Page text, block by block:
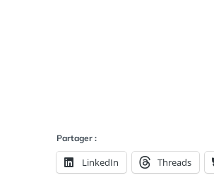
Partager :
LinkedIn Threads